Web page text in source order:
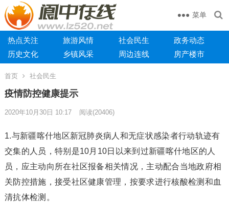
菜单
热点关注 旅游风情 社会民生
政务动态
历史文化
乡镇风采 周边连线 房产楼市
首页 社会民生
疫情防控健康提示
2020年10月30日 10:17 阅读(20406)
1.与新疆喀什地区新冠肺炎病人和无症状感染者行动轨迹有
交集的人员，特别是10月10日以来到过新疆喀什地区的人
员，应主动向所在社区报备相关情况，主动配合当地政府相
关防控措施，接受社区健康管理，按要求进行核酸检测和血
清抗体检测。